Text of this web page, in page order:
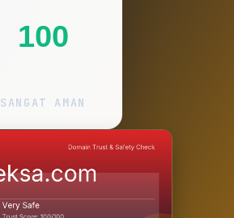
100
SANGAT AMAN